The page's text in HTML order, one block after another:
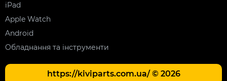
iPad
Apple Watch
Android
Обладнання та інструменти
https://kiviparts.com.ua/ © 2026